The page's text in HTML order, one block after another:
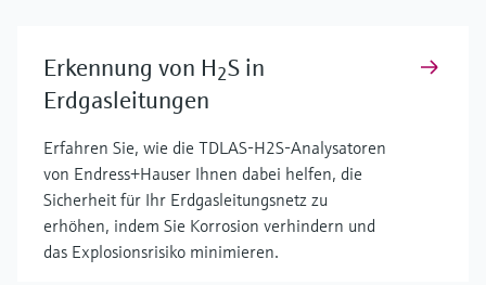
Erkennung von H2S in
Erdgasleitungen
Erfahren Sie, wie die TDLAS-H2S-Analysatoren
von Endress+Hauser Ihnen dabei helfen, die
Sicherheit für Ihr Erdgasleitungsnetz zu
erhöhen, indem Sie Korrosion verhindern und
das Explosionsrisiko minimieren.